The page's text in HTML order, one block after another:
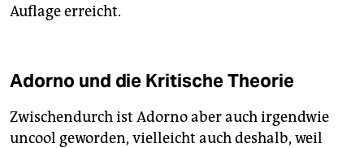
Auflage erreicht.
Adorno und die Kritische Theorie
Zwischendurch ist Adorno aber auch irgendwie
uncool geworden, vielleicht auch deshalb, weil